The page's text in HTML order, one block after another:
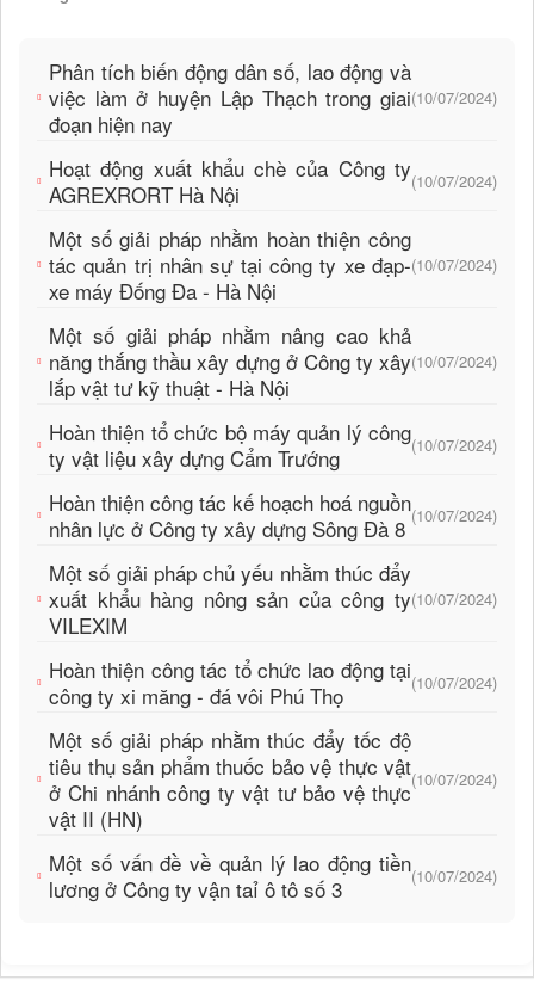
Phân tích biến động dân số, lao động và
việc làm ở huyện Lập Thạch trong giai
đoạn hiện nay
(10/07/2024)
Hoạt động xuất khẩu chè của Công ty
AGREXRORT Hà Nội
(10/07/2024)
Một số giải pháp nhằm hoàn thiện công
tác quản trị nhân sự tại công ty xe đạp-
xe máy Đống Đa - Hà Nội
(10/07/2024)
Một số giải pháp nhằm nâng cao khả
năng thắng thầu xây dựng ở Công ty xây
lắp vật tư kỹ thuật - Hà Nội
(10/07/2024)
Hoàn thiện tổ chức bộ máy quản lý công
ty vật liệu xây dựng Cẩm Trướng
(10/07/2024)
Hoàn thiện công tác kế hoạch hoá nguồn
nhân lực ở Công ty xây dựng Sông Đà 8 (10/07/2024)
Một số giải pháp chủ yếu nhằm thúc đẩy
xuất khẩu hàng nông sản của công ty
VILEXIM
(10/07/2024)
Hoàn thiện công tác tổ chức lao động tại
công ty xi măng - đá vôi Phú Thọ
(10/07/2024)
Một số giải pháp nhằm thúc đẩy tốc độ
tiêu thụ sản phẩm thuốc bảo vệ thực vật
ở Chi nhánh công ty vật tư bảo vệ thực
vật II (HN)
(10/07/2024)
Một số vấn đề về quản lý lao động tiền
lương ở Công ty vận taỉ ô tô số 3
(10/07/2024)